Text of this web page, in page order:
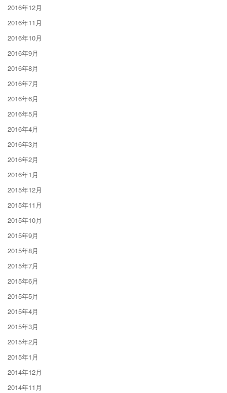
2016年12月
2016年11月
2016年10月
2016年9月
2016年8月
2016年7月
2016年6月
2016年5月
2016年4月
2016年3月
2016年2月
2016年1月
2015年12月
2015年11月
2015年10月
2015年9月
2015年8月
2015年7月
2015年6月
2015年5月
2015年4月
2015年3月
2015年2月
2015年1月
2014年12月
2014年11月